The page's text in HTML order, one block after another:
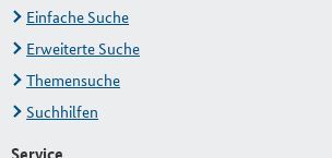
Einfache Suche
Erweiterte Suche
Themensuche
Suchhilfen